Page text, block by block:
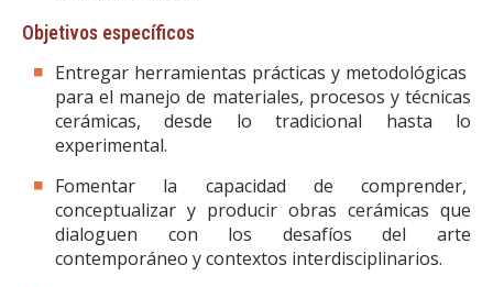
Objetivos específicos
Entregar herramientas prácticas y metodológicas
para el manejo de materiales, procesos y técnicas
cerámicas, desde lo tradicional hasta lo
experimental.
Fomentar la capacidad de comprender,
conceptualizar y producir obras cerámicas que
dialoguen con los desafíos del arte
contemporáneo y contextos interdisciplinarios.